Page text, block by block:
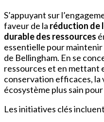
S’appuyant sur
faveur de la réduction de
durable des ressources
essentielle pour
de Bellingham. En se
ressources et en mettant
conservation efficaces, la
écosystème plus sain
Les initiatives clés